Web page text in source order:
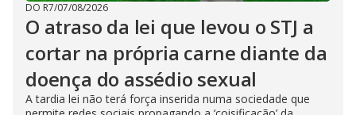
DO R7/07/08/2026
O atraso da lei que levou o STJ a
cortar na própria carne diante da
doença do assédio sexual
A tardia lei não terá força inserida numa sociedade que